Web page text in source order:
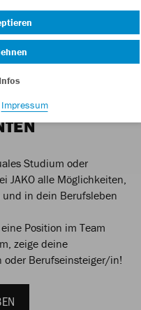
Studium oder
JAKO alle Möglichkeiten,
in dein Berufsleben
Position im Team
zeige deine
Berufseinsteiger/in!
Impressum